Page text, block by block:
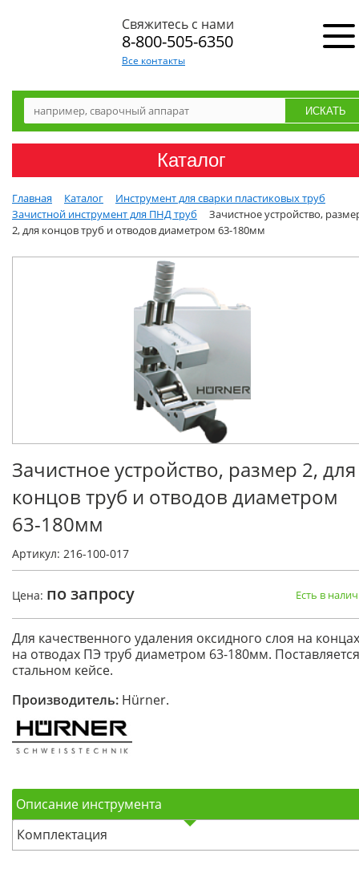
Свяжитесь с нами
8-800-505-6350
Все контакты
Каталог
Главная Каталог
Инструмент для сварки пластиковых труб
Зачистной инструмент для ПНД труб
Зачистное устройство,
2, для концов труб и отводов диаметром 63-180мм
Зачистное устройство, размер 2, для
концов труб и отводов диаметром
63-180мм
Артикул: 216-100-017
Цена: по запросу Есть в
Для качественного удаления оксидного слоя на
на отводах ПЭ труб диаметром 63-180мм.
стальном кейсе.
Производитель: Hürner.
Описание инструмента
Комплектация